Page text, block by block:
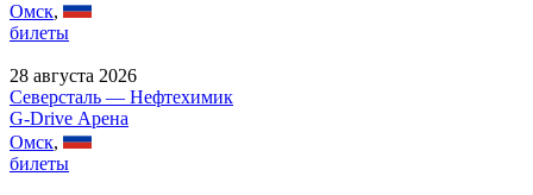
Омск,
билеты
28 августа 2026
Северсталь — Нефтехимик
G-Drive Арена
Омск,
билеты